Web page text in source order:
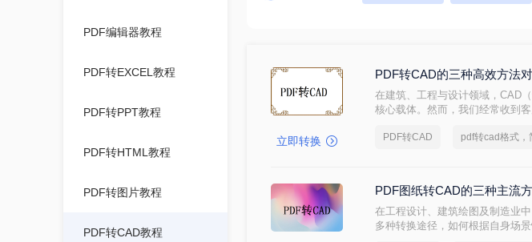
PDF编辑器教程
PDF转EXCEL教程
PDF转PPT教程
PDF转HTML教程
PDF转图片教程
PDF转CAD教程
立即转换
PDF转CAD的三种高效方法
在建筑、工程与设计领域，CAD
核心载体。然而，我们经常收到
需。但转换质量参差不齐：有的
PDF转CAD
PDF图纸转CAD的三种主流
在工程设计、建筑绘图及制造业
多种转换途径，如何根据自身场